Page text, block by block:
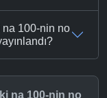
100-nin no
na 100-nin no